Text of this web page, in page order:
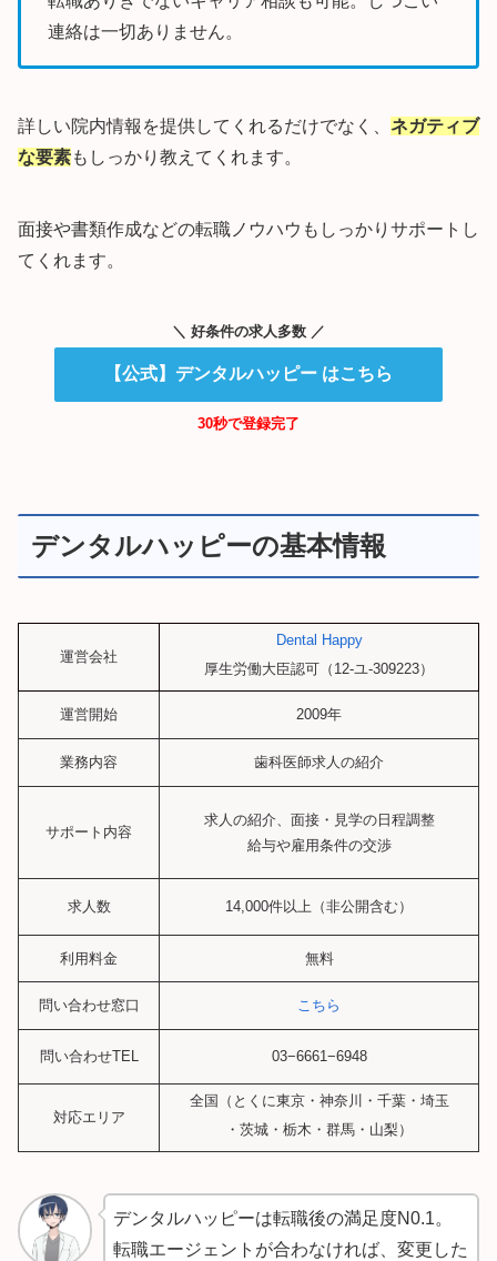
連絡は一切ありません。
詳しい院内情報を提供してくれるだけでなく、 ネガティブ
な要素もしっかり教えてくれます。
面接や書類作成などの転職ノウハウもしっかりサポートし
てくれます。
＼ 好条件の求人多数 ／
【公式】デンタルハッピー はこちら
30秒で登録完了
デンタルハッピーの基本情報
運営会社
Dental Happy
厚生労働大臣認可（12-ユ-309223）
運営開始 2009年
業務内容 歯科医師求人の紹介
サポート内容
求人の紹介、面接・見学の日程調整
給与や雇用条件の交渉
求人数 14,000件以上（非公開含む）
利用料金 無料
問い合わせ窓口 こちら
問い合わせTEL 03−6661−6948
対応エリア
全国（とくに東京・神奈川・千葉・埼玉
・茨城・栃木・群馬・山梨）
デンタルハッピーは転職後の満足度N0.1。
転職エージェントが合わなければ、変更した